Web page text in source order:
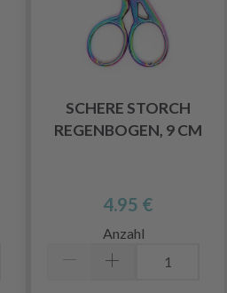
SCHERE STORCH
REGENBOGEN, 9 CM
4.95 €
Anzahl